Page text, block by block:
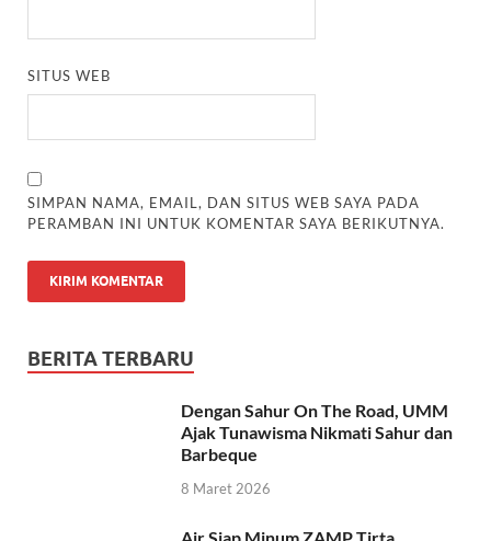
SITUS WEB
SIMPAN NAMA, EMAIL, DAN SITUS WEB SAYA PADA
PERAMBAN INI UNTUK KOMENTAR SAYA BERIKUTNYA.
BERITA TERBARU
Dengan Sahur On The Road, UMM
Ajak Tunawisma Nikmati Sahur dan
Barbeque
8 Maret 2026